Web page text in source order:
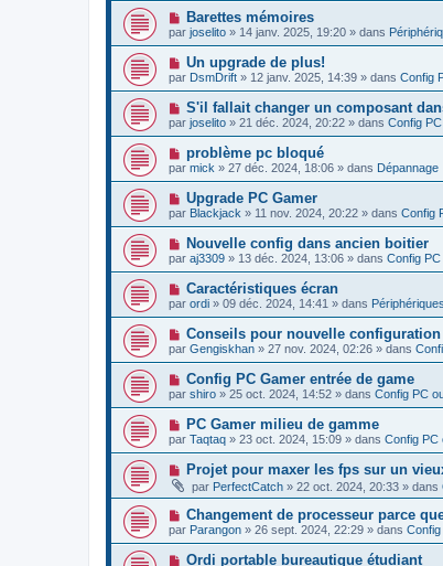
es
a
g
e
u
m
e
s
s
a
g
e
v
e
a
u
m
e
s
s
a
g
e
N
o
u
v
e
a
u
m
e
s
a
g
e
Barettes mémoires
par joselito » 14 janv. 2025, 19:20 » dans
N
o
u
v
e
a
u
m
e
s
s
a
g
e
Un upgrade de plus!
par DsmDrift » 12 janv. 2025, 14:39 » dans Config
N
o
u
a
u
m
e
s
s
a
g
e
S'il fallait changer un composant
par joselito » 21 déc. 2024, 20:22 » dans Config
N
o
u
v
e
a
u
m
e
s
s
a
g
e
problème pc bloqué
par mick » 27 déc. 2024, 18:06 » dans Dépannage
N
o
u
v
e
a
u
m
e
s
s
a
g
e
Upgrade PC Gamer
par Blackjack » 11 nov. 2024, 20:22 » dans Config
N
o
u
e
a
u
m
e
s
s
a
g
e
Nouvelle config dans ancien boitier
par aj3309 » 13 déc. 2024, 13:06 » dans Config
N
o
u
e
a
u
m
e
s
s
a
g
e
Caractéristiques écran
par ordi » 09 déc. 2024, 14:41 » dans Périphériques
N
o
u
e
a
u
m
e
s
s
a
g
e
Conseils pour nouvelle configuration
par Gengiskhan » 27 nov. 2024, 02:26 » dans
N
o
u
v
e
a
u
m
e
s
s
a
g
e
Config PC Gamer entrée de game
par shiro » 25 oct. 2024, 14:52 » dans Config PC
N
o
u
v
e
a
u
m
e
s
s
PC Gamer milieu de gamme
par Taqtaq » 23 oct. 2024, 15:09 » dans Config PC
N
u
e
a
u
m
Projet pour maxer les fps sur un
par PerfectCatch » 22 oct. 2024, 20:33 » dans
N
o
u
Changement de processeur parce
par Parangon » 26 sept. 2024, 22:29 » dans
NOrdi portable bureautique étudiant